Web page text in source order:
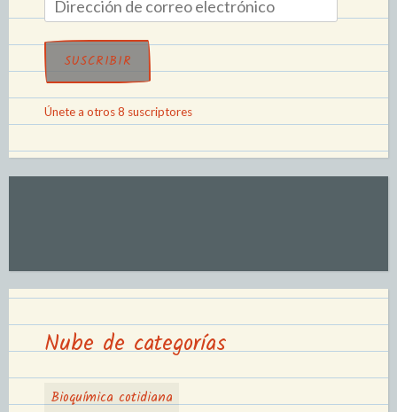
SUSCRIBIR
Únete a otros 8 suscriptores
Nube de categorías
Bioquímica cotidiana